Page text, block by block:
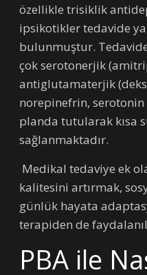
özellikle trisiklik
ipsikotikler tedavide
bulunmuştur.
çok serotonerjik
antiglutamaterjik
norepinefrin,
planda tutularak kısa
sağlanmaktadır.
Medikal tedaviye ek
kalitesini artırmak,
günlük hayata
terapiden de
PBA ile